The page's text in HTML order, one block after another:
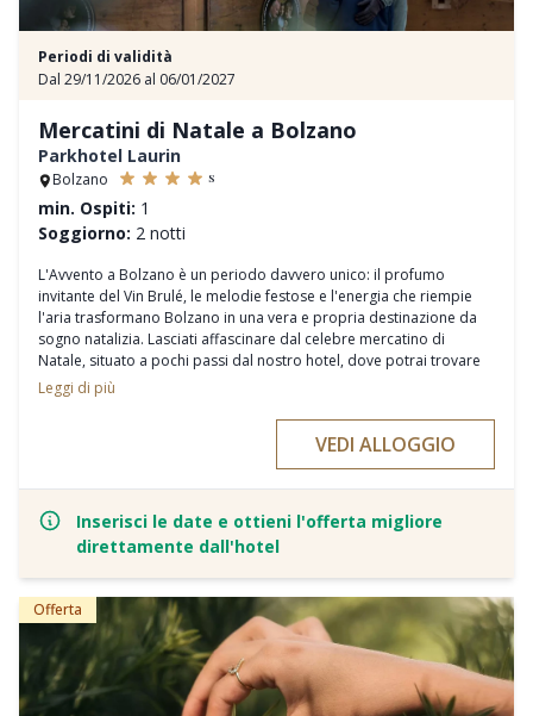
Periodi di validità
Dal 29/11/2026 al 06/01/2027
Mercatini di Natale a Bolzano
Parkhotel Laurin
Bolzano s
min. Ospiti: 1
Soggiorno: 2 notti
L'Avvento a Bolzano è un periodo davvero unico: il profumo
invitante del Vin Brulé, le melodie festose e l'energia che riempie
l'aria trasformano Bolzano in una vera e propria destinazione da
sogno natalizia. Lasciati affascinare dal celebre mercatino di
Natale, situato a pochi passi dal nostro hotel, dove potrai trovare
regali esclusivi, decorazioni artigianali e delizie gastronomiche.
Dopo una giornata di scoperta tra le incantevoli bancarelle e un
tuffo nella preistoria nel famoso Museo Archeologico dell’Alto
Adige - Ötzi, torna al Parkhotel Laurin e goditi un momento di relax
con una bevanda calda e biscotti natalizi nel nostro accogliente
Laurin Bar e nella magica Winter Lounge nel cuore del giardino
secolare dell’albergo.
L’offerta si intende valida:
- dal 39.11 al 04.12.2026
- dal 27.12 al 29.12.2026
- dal 02.01 al 06.01.2027
*Arrivi Domenica, Lunedì, Martedì o Mercoledì
*Non valido il venerdì e il sabato, nonché nei giorni festivi (dal 24.12
al 26.12 e dal 30.12 al 01.01.2027).
Leggi di più
VEDI ALLOGGIO
Inserisci le date e ottieni l'offerta migliore
direttamente dall'hotel
Offerta